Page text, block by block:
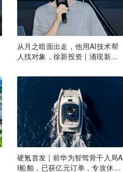
从月之暗面出走，他用AI技术帮
人找对象，徐新投资 | 涌现新项
硬氪首发 | 前华为智驾骨干入局A
I船舶，已获亿元订单，专攻休闲